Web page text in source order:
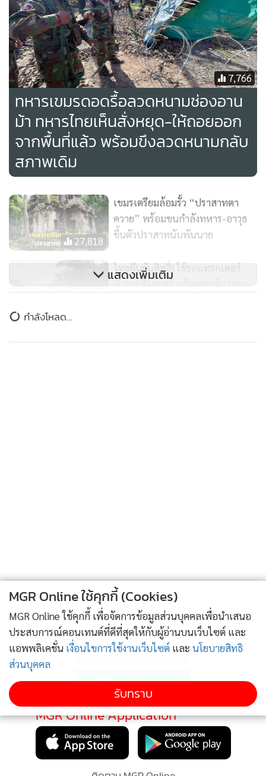
ลวดหนามในพื้นที่ช่องอานม้าว่า พื้นที่ดังกล่าวอยู่ในเขตอธิปไตย
ของประเทศไทย แต่ที่ผ่านมาฝ่ายกัมพูชาเป็นผู้ที่กระทำการรุก
ล้ำเข้ามาในดินแดนของไทย โดยฝ่ายไทยได้มีการยื่นหนังสือ
ประท้วงในทุกระดับมาแล้วหลายครั้ง แต่ทางการกัมพูชายังมิได้
ดำเนินการแก้ไขใดๆ
จากผลการปฏิบัติการทางทหารครั้งนี้ของฝ่ายไทยสามารถยึด
และควบคุมพื้นที่ได้โดยสมบูรณ์ จึงได้ดำเนินการเสริมสร้างความ
มั่นคงและจัดระเบียบพื้นที่ใหม่ โดยมีการเก็บกู้ทุ่นระเบิดและใช้
เครื่องจักรเข้าดำเนินการเคลียร์พื้นที่ เพื่อขจัดอันตรายจากทุ่น
ระเบิดที่ฝ่ายกัมพูชาอาจลักลอบวางไว้และยังตกค้างอยู่ในบริเวณ
ดังกล่าว ทั้งนี้ เพื่อให้สามารถวางกำลังควบคุมพื้นที่และปกป้อง
อธิปไตยของไทยได้อย่างมั่นคงตามแนวเส้นปฏิบัติการของฝ่าย
ไทย
7,766
ทหารเขมรดอดรื้อลวดหนามช่องอาน
ม้า ทหารไทยเห็นสั่งหยุด-ให้ถอยออก
จากพื้นที่แล้ว พร้อมขึงลวดหนามกลับ
สภาพเดิม
27,818
เขมรเตรียมล้อมรั้ว “ปราสาทตา
ควาย” พร้อมขนกำลังทหาร-อาวุธ
ขึ้นตัวปราสาทนับพันนาย
ไทยยืนยันสิทธิ์! ใช้รถแทรกเตอร์
ทำลายสิ่งก่อสร้างกัมพูชาพ้น "ช่อง
แสดงเพิ่มเติม
กำลังโหลด...
MGR Online Application
MGR Online ใช้คุกกี้ (Cookies)
MGR Online ใช้คุกกี้ เพื่อจัดการข้อมูลส่วนบุคคลเพื่อนำเสนอ
ประสบการณ์คอนเทนต์ที่ดีที่สุดให้กับผู้อ่านบนเว็บไซต์ และ
แอพพลิเคชั่น เงื่อนไขการใช้งานเว็บไซต์ และ นโยบายสิทธิ
ส่วนบุคคล
รับทราบ